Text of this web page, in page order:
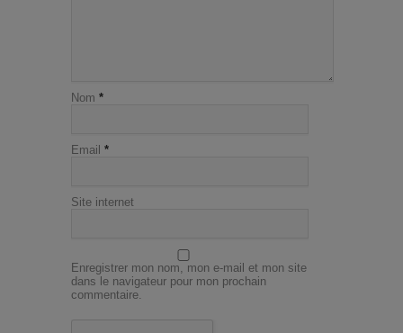
Nom *
Email *
Site internet
Enregistrer mon nom, mon e-mail et mon site
dans le navigateur pour mon prochain
commentaire.